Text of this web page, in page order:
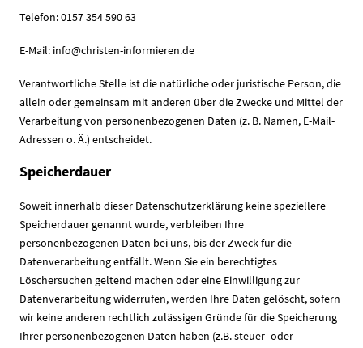
Telefon: 0157 354 590 63
E-Mail: info@christen-informieren.de
Verantwortliche Stelle ist die natürliche oder juristische Person, die
allein oder gemeinsam mit anderen über die Zwecke und Mittel der
Verarbeitung von personenbezogenen Daten (z. B. Namen, E-Mail-
Adressen o. Ä.) entscheidet.
Speicherdauer
Soweit innerhalb dieser Datenschutzerklärung keine speziellere
Speicherdauer genannt wurde, verbleiben Ihre
personenbezogenen Daten bei uns, bis der Zweck für die
Datenverarbeitung entfällt. Wenn Sie ein berechtigtes
Löschersuchen geltend machen oder eine Einwilligung zur
Datenverarbeitung widerrufen, werden Ihre Daten gelöscht, sofern
wir keine anderen rechtlich zulässigen Gründe für die Speicherung
Ihrer personenbezogenen Daten haben (z.B. steuer- oder